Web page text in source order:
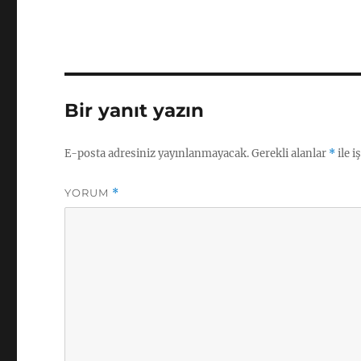
Bir yanıt yazın
E-posta adresiniz yayınlanmayacak.Gerekli alanlar *ile
YORUM *